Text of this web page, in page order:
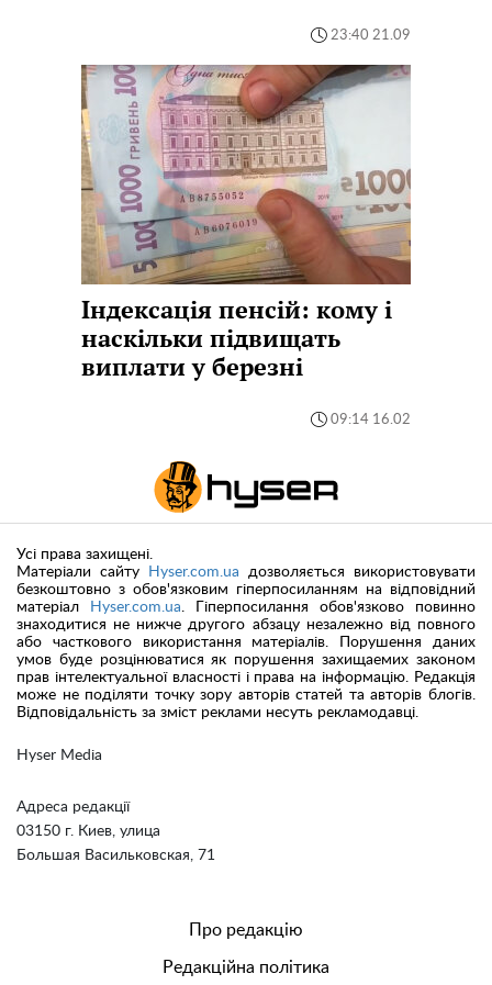
23:40 21.09
Індексація пенсій: кому і
наскільки підвищать
виплати у березні
09:14 16.02
Hyser Media
Адреса редакції
03150 г. Киев, улица
Большая Васильковская, 71
Усі права захищені.
Матеріали сайту
Hyser.com.ua дозволяється використовувати
безкоштовно з обов'язковим гіперпосиланням на відповідний
матеріал
Hyser.com.ua. Гіперпосилання обов'язково повинно
знаходитися не нижче другого абзацу незалежно від повного
або часткового використання матеріалів. Порушення даних
умов буде розцінюватися як порушення захищаемих законом
прав інтелектуальної власності і права на інформацію. Редакція
може не поділяти точку зору авторів статей та авторів блогів.
Відповідальність за зміст реклами несуть рекламодавці.
Про редакцію
Редакційна політика